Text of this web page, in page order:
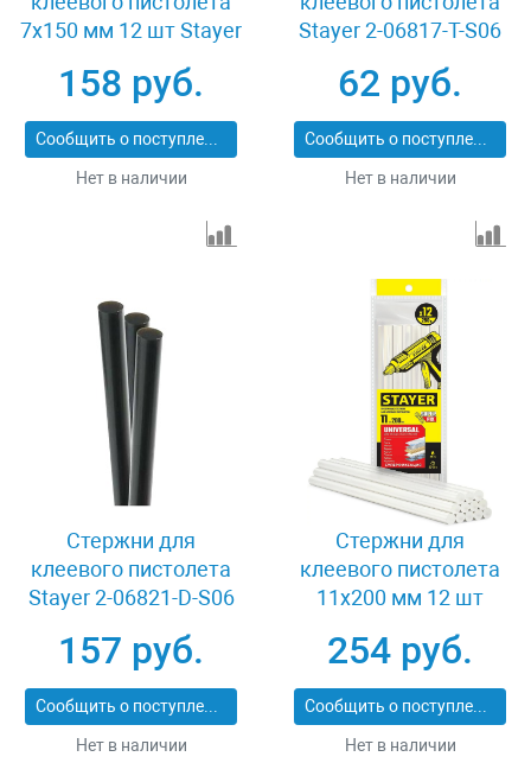
7х150 мм 12 шт Stayer
158 руб.
Сообщить о поступлении
Нет в наличии
Stayer 2-06817-T-S06
62 руб.
Сообщить о поступлении
Нет в наличии
Стержни для
клеевого пистолета
Stayer 2-06821-D-S06
157 руб.
Сообщить о поступлении
Нет в наличии
Стержни для
клеевого пистолета
11х200 мм 12 шт
254 руб.
Сообщить о поступлении
Нет в наличии